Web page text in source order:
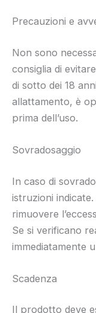
Precauzioni e
Non sono
consiglia di
di sotto dei 18
allattamento, è
prima dell’uso.
Sovradosaggio
In caso di
istruzioni
rimuovere
Se si verificano
immediatamente
Scadenza
Il prodotto deve